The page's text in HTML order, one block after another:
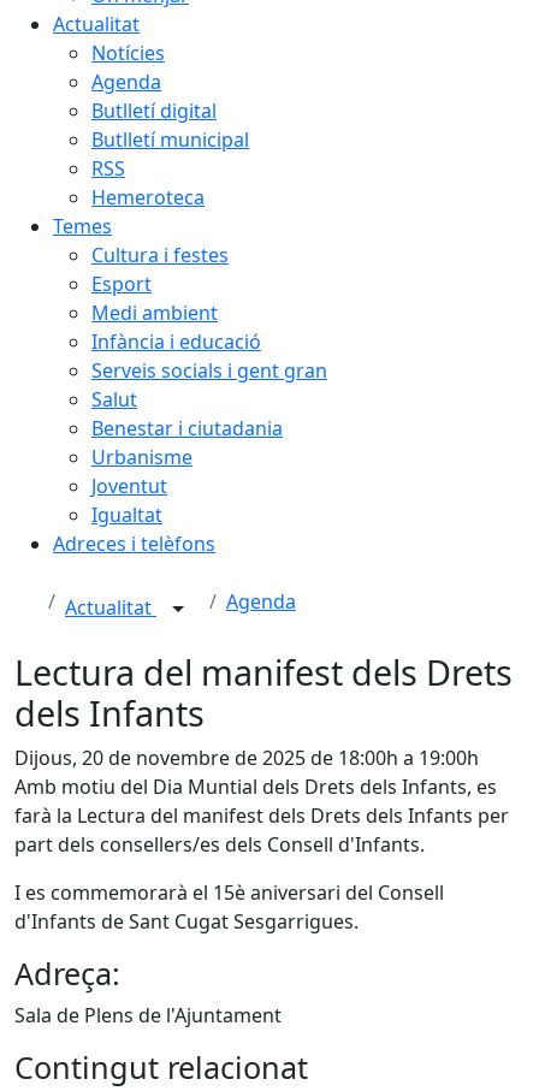
Actualitat
Notícies
Agenda
Butlletí digital
Butlletí municipal
RSS
Hemeroteca
Temes
Cultura i festes
Esport
Medi ambient
Infància i educació
Serveis socials i gent gran
Salut
Benestar i ciutadania
Urbanisme
Joventut
Igualtat
Adreces i telèfons
Actualitat Agenda
Lectura del manifest dels Drets
dels Infants
Dijous, 20 de novembre de 2025 de 18:00h a 19:00h
Amb motiu del Dia Muntial dels Drets dels Infants, es
farà la Lectura del manifest dels Drets dels Infants per
part dels consellers/es dels Consell d'Infants.
I es commemorarà el 15è aniversari del Consell
d'Infants de Sant Cugat Sesgarrigues.
Adreça:
Sala de Plens de l'Ajuntament
Contingut relacionat